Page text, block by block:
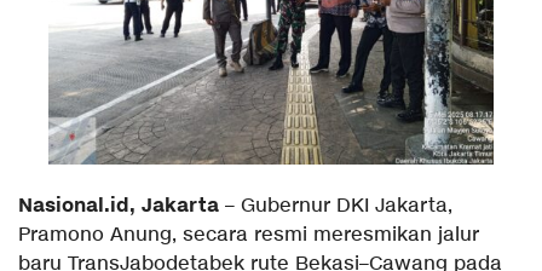
Nasional.id, Jakarta – Gubernur DKI Jakarta,
Pramono Anung, secara resmi meresmikan jalur
baru TransJabodetabek rute Bekasi–Cawang pada